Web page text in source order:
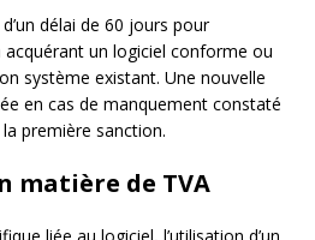
délai de 60 jours pour
un logiciel conforme ou
système existant. Une nouvelle
en cas de manquement constaté
première sanction.
matière de TVA